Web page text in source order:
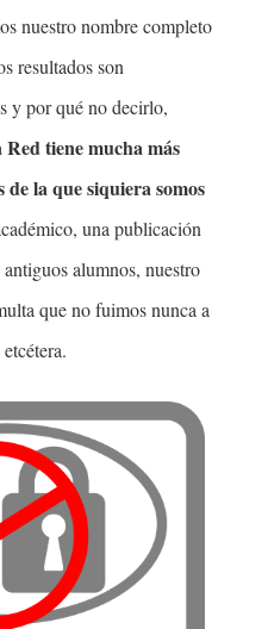
nuestro nombre completo
resultados son
y por qué no decirlo,
Red tiene mucha más
la que siquiera somos
una publicación
alumnos, nuestro
que no fuimos nunca a